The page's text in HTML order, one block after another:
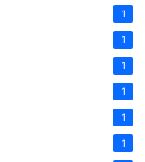
1
1
1
1
1
1